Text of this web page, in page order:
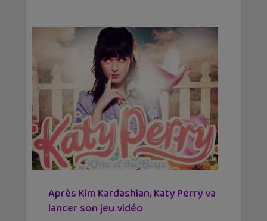
Après Kim Kardashian, Katy Perry va
lancer son jeu vidéo